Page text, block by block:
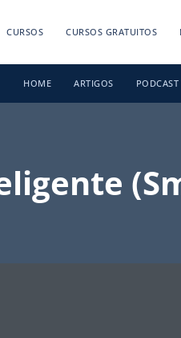
CURSOS CURSOS GRATUITOS
HOME ARTIGOS PODCAST